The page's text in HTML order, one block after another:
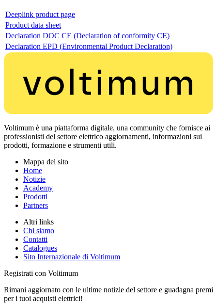
Deeplink product page
Product data sheet
Declaration DOC CE (Declaration of conformity CE)
Declaration EPD (Environmental Product Declaration)
Voltimum è una piattaforma digitale, una community che fornisce ai
professionisti del settore elettrico aggiornamenti, informazioni sui
prodotti, formazione e strumenti utili.
Mappa del sito
Home
Notizie
Academy
Prodotti
Partners
Altri links
Chi siamo
Contatti
Catalogues
Sito Internazionale di Voltimum
Registrati con Voltimum
Rimani aggiornato con le ultime notizie del settore e guadagna premi
per i tuoi acquisti elettrici!